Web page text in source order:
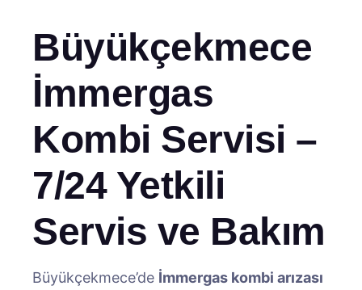
Büyükçekmece
İmmergas
Kombi Servisi –
7/24 Yetkili
Servis ve Bakım
Büyükçekmece’de İmmergas kombi arızası